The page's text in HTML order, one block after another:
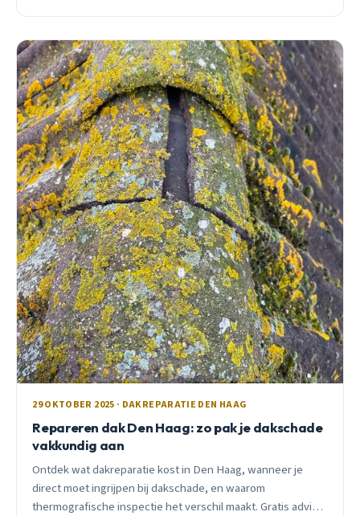
29 OKTOBER 2025 · DAKREPARATIE DEN HAAG
Repareren dak Den Haag: zo pak je dakschade
vakkundig aan
Ontdek wat dakreparatie kost in Den Haag, wanneer je
direct moet ingrijpen bij dakschade, en waarom
thermografische inspectie het verschil maakt. Gratis advies